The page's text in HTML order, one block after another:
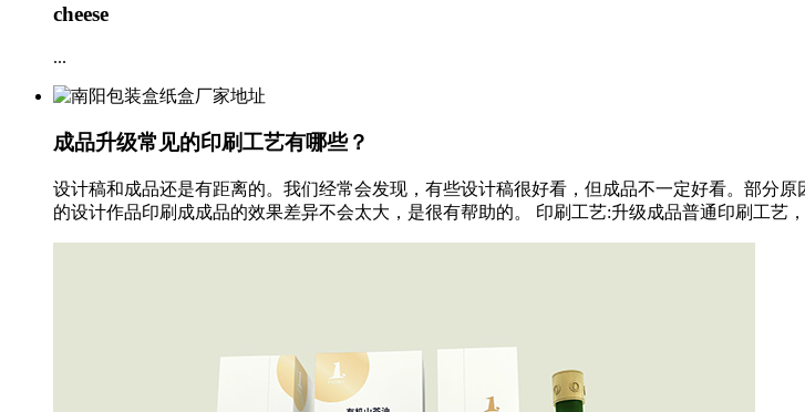
cheese
...
成品升级常见的印刷工艺有哪些？
设计稿和成品还是有距离的。我们经常会发现，有些设计稿很好看，但成品不一定好看。部分
的设计作品印刷成成品的效果差异不会太大，是很有帮助的。 印刷工艺:升级成品普通印刷工